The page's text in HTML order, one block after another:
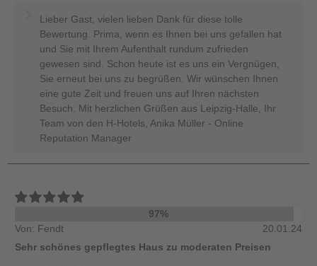
Lieber Gast, vielen lieben Dank für diese tolle
Bewertung. Prima, wenn es Ihnen bei uns gefallen hat
und Sie mit Ihrem Aufenthalt rundum zufrieden
gewesen sind. Schon heute ist es uns ein Vergnügen,
Sie erneut bei uns zu begrüßen. Wir wünschen Ihnen
eine gute Zeit und freuen uns auf Ihren nächsten
Besuch. Mit herzlichen Grüßen aus Leipzig-Halle, Ihr
Team von den H-Hotels, Anika Müller - Online
Reputation Manager
97%
Von: Fendt
20.01.24
Sehr schönes gepflegtes Haus zu moderaten Preisen